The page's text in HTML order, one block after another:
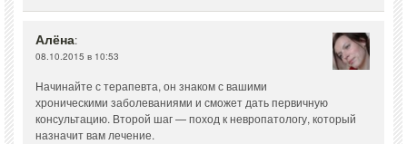
Алёна:
08.10.2015 в 10:53
Начинайте с терапевта, он знаком с вашими
хроническими заболеваниями и сможет дать первичную
консультацию. Второй шаг — поход к невропатологу, который
назначит вам лечение.